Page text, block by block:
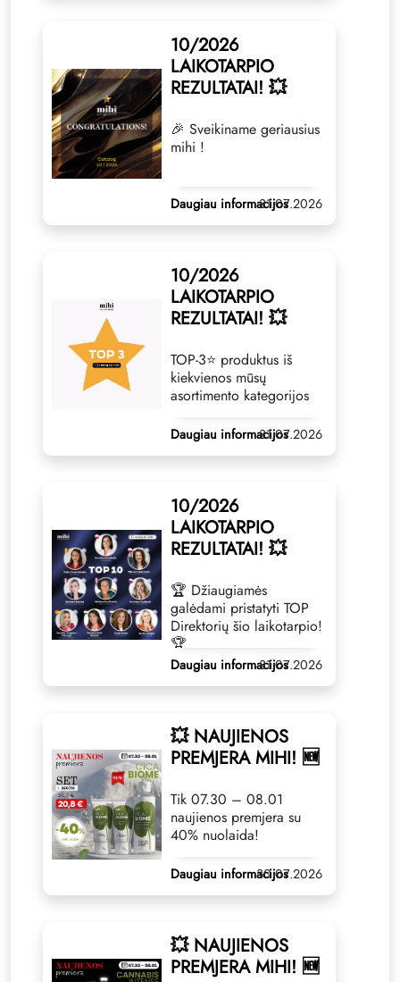
10/2026
LAIKOTARPIO
REZULTATAI! 💥
🎉 Sveikiname geriausius
mihi !
Daugiau informacijos31.07.2026
10/2026
LAIKOTARPIO
REZULTATAI! 💥
TOP-3⭐️ produktus iš
kiekvienos mūsų
asortimento kategorijos
Daugiau informacijos31.07.2026
10/2026
LAIKOTARPIO
REZULTATAI! 💥
🏆 Džiaugiamės
galėdami pristatyti TOP
Direktorių šio laikotarpio!
🏆
Daugiau informacijos31.07.2026
💥 NAUJIENOS
PREMJERA MIHI! 🆕
Tik 07.30 – 08.01
naujienos premjera su
40% nuolaida!
Daugiau informacijos30.07.2026
💥 NAUJIENOS
PREMJERA MIHI! 🆕